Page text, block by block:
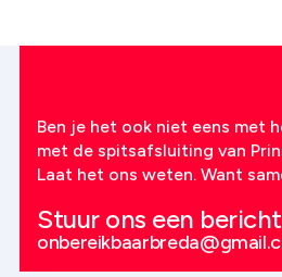
Ben je het ook niet eens met
met de spitsafsluiting van
Laat het ons weten. Want
Stuur ons een bericht